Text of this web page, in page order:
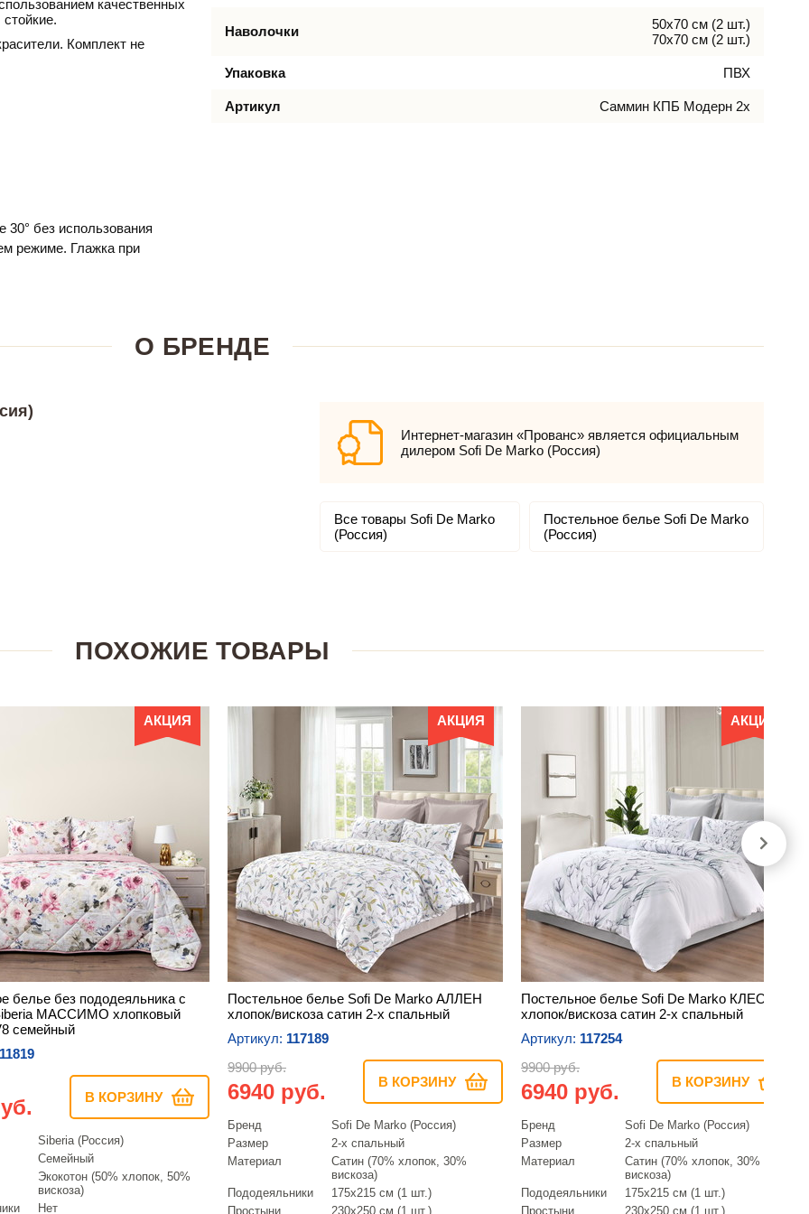
качественных
Комплект не
без использования
режиме. Глажка при
Наволочки
50х70 см (2 шт.)
70х70 см (2 шт.)
Упаковка ПВХ
Артикул Саммин КПБ Модерн 2х
О БРЕНДЕ
Интернет-магазин «Прованс» является официальным
дилером Sofi De Marko (Россия)
Все товары Sofi De Marko
(Россия)
Постельное белье Sofi De Marko
(Россия)
ПОХОЖИЕ ТОВАРЫ
АКЦИЯ
белье без пододеяльника с
МАССИМО хлопковый
семейный
В КОРЗИНУ
Siberia (Россия)
Семейный
Экокотон (50% хлопок, 50%
вискоза)
Нет
АКЦИЯ
Постельное белье Sofi De Marko АЛЛЕН
хлопок/вискоза сатин 2-х спальный
Артикул: 117189
9900 руб.
6940 руб. В КОРЗИНУ
Бренд
Sofi De Marko (Россия)
Размер
2-х спальный
Материал
Сатин (70% хлопок, 30%
вискоза)
Пододеяльники
175х215 см (1 шт.)
Простыни
230х250 см (1 шт.)
АКЦИЯ
Постельное белье Sofi De Marko КЛЕОНИ
хлопок/вискоза сатин 2-х спальный
Артикул: 117254
9900 руб.
6940 руб. В КОРЗИНУ
Бренд
Sofi De Marko (Россия)
Размер
2-х спальный
Материал
Сатин (70% хлопок, 30%
вискоза)
Пододеяльники
175х215 см (1 шт.)
Простыни
230х250 см (1 шт.)